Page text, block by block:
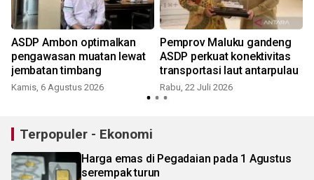
ASDP Ambon optimalkan
pengawasan muatan lewat
jembatan timbang
Kamis, 6 Agustus 2026
Pemprov Maluku gandeng
ASDP perkuat konektivitas
transportasi laut antarpulau
Rabu, 22 Juli 2026
Terpopuler - Ekonomi
Harga emas di Pegadaian pada 1 Agustus
serempak turun